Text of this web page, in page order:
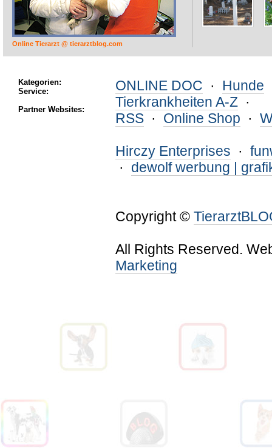
Online Tierarzt @ tierarztblog.com
Kategorien:
Service:
Partner Websites:
ONLINE DOC · Hunde
Tierkrankheiten A-Z ·
RSS · Online Shop ·
Hirczy Enterprises ·
· dewolf werbung |
Copyright ©
All Rights Reserved.
Marketing